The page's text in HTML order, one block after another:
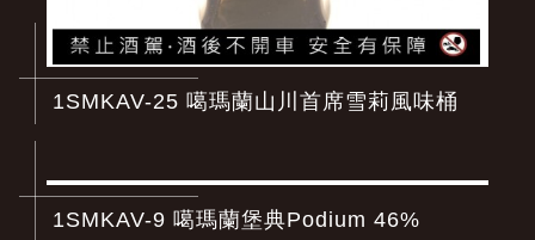
1SMKAV-25 噶瑪蘭山川首席雪莉風味桶
1SMKAV-9 噶瑪蘭堡典Podium 46%